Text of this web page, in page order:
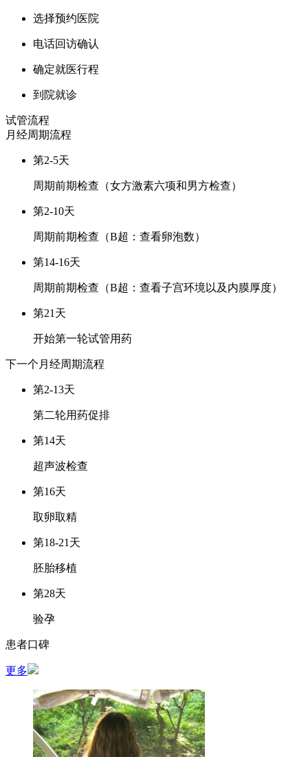
选择预约医院
电话回访确认
确定就医行程
到院就诊
试管流程
月经周期流程
第2-5天
周期前期检查（女方激素六项和男方检查）
第2-10天
周期前期检查（B超：查看卵泡数）
第14-16天
周期前期检查（B超：查看子宫环境以及内膜厚度）
第21天
开始第一轮试管用药
下一个月经周期流程
第2-13天
第二轮用药促排
第14天
超声波检查
第16天
取卵取精
第18-21天
胚胎移植
第28天
验孕
患者口碑
更多